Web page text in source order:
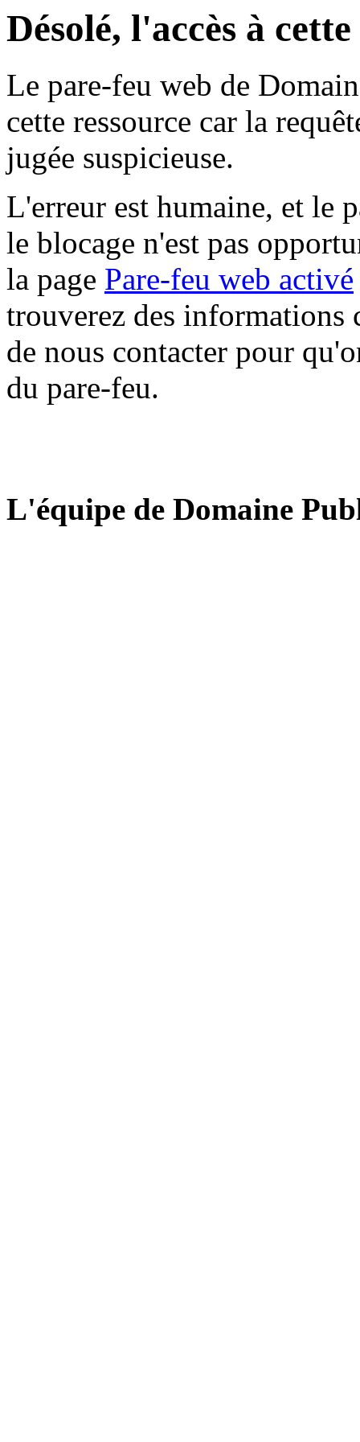
Désolé, l'accès à
Le pare-feu web de
cette ressource car la
jugée suspicieuse.
L'erreur est humaine, et le
le blocage n'est pas
la page Pare-feu web activé
trouverez des informations
de nous contacter pour
du pare-feu.
L'équipe de Domaine